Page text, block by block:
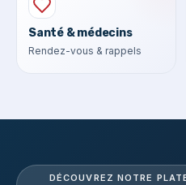
Santé & médecins
Rendez-vous & rappels
DÉCOUVREZ NOTRE